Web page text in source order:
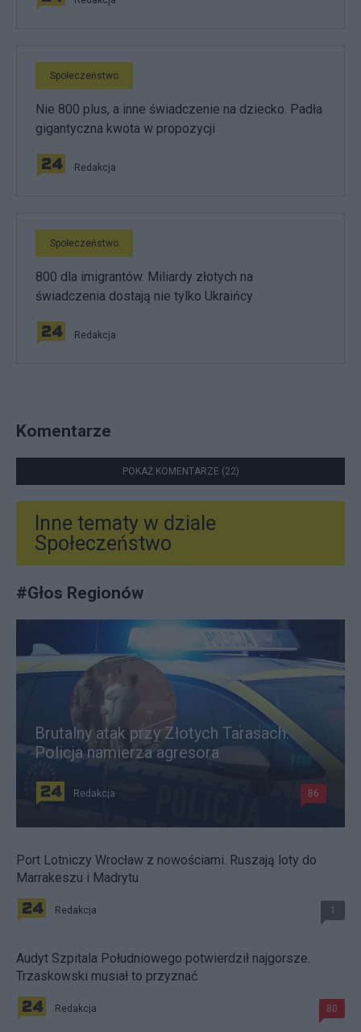
Społeczeństwo
Nie 800 plus, a inne świadczenie na dziecko. Padła
gigantyczna kwota w propozycji
Redakcja
Społeczeństwo
800 dla imigrantów. Miliardy złotych na
świadczenia dostają nie tylko Ukraińcy
Redakcja
Komentarze
POKAŻ KOMENTARZE (22)
Inne tematy w dziale
Społeczeństwo
#Głos Regionów
Brutalny atak przy Złotych Tarasach.
Policja namierza agresora
Redakcja 86
Port Lotniczy Wrocław z nowościami. Ruszają loty do
Marrakeszu i Madrytu
Redakcja 1
Audyt Szpitala Południowego potwierdził najgorsze.
Trzaskowski musiał to przyznać
Redakcja 80